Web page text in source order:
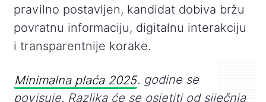
pravilno postavljen, kandidat dobiva bržu
povratnu informaciju, digitalnu interakciju
i transparentnije korake.
Minimalna plaća 2025. godine se
povisuje. Razlika će se osjetiti od siječnja